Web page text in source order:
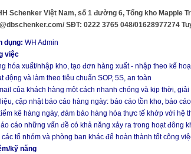
Schenker Việt Nam, số 1 đường 6, Tổng kho Mapple
SĐT: 0222 3765 048/01628977274
dụng: WH Admin
việc
hóa xuất/nhập kho, tạo đơn hàng xuất - nhập theo kế
động và làm theo tiêu chuẩn SOP, 5S, an toàn
của khách hàng một cách nhanh chóng và kịp thời,
cập nhật báo cáo hàng ngày: báo cáo tồn kho, báo
kê hàng ngày, đảm bảo hàng hóa thực tế khớp với hệ
cáo những vấn đề có khả năng xảy ra trong hoạt đông
tổ nhóm và phòng ban khác để hoàn thành tốt công
kỹ năng